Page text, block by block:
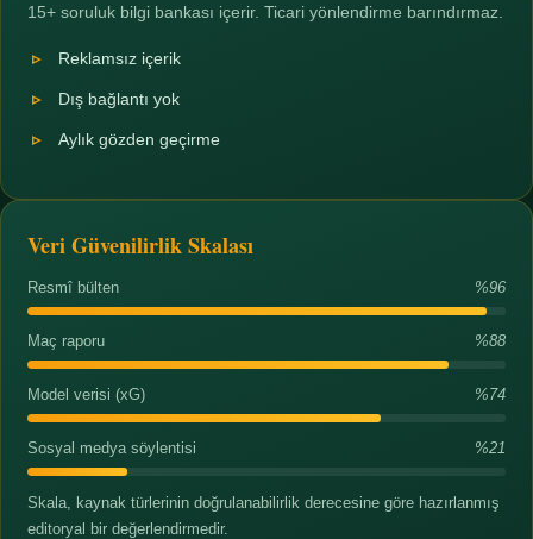
15+ soruluk bilgi bankası içerir. Ticari yönlendirme barındırmaz.
Reklamsız içerik
Dış bağlantı yok
Aylık gözden geçirme
Veri Güvenilirlik Skalası
Resmî bülten %96
Maç raporu %88
Model verisi (xG) %74
Sosyal medya söylentisi %21
Skala, kaynak türlerinin doğrulanabilirlik derecesine göre hazırlanmış
editoryal bir değerlendirmedir.